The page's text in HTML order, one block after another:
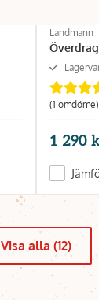
Landmann
Överdrag
(1 omdöme)
1 290
Visa alla (12)